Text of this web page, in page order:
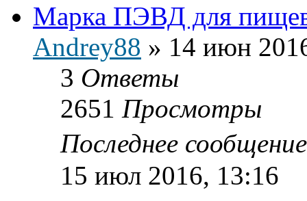
Марка ПЭВД для
Andrey88 » 14 июн
3 Ответы
2651 Просмотры
Последнее
15 июл 2016, 13:16